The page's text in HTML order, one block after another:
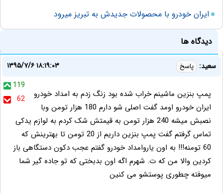
ایران خودرو با محصولات جدیدش به تبریز میرود
دیدگاه ها
سعید: پاسخ
۱۳۹۵/۷/۶ ۱۸:۱۹:۰۳
119
62
پمپ بنزین ماشینم خراب شده بود زنگ زدم به امداد خودرو
ایران خودرو اومد گفت اصلی شو دارم 180 هزار تومن وبا
نصبش میشه 240 هزار تومن به قیمتش شک کردم به لوازم یدکی
تماس گرفتم گفت پمپ بنزین داریم از 20 تومن تا بهترینش که
60 تومنه!!! به اون یاروامداد خودرو گفتم عجب دکون دستگاهی باز
کردین والا من که ت. شهرم اگه اون بدبختی که تو جاده گیر شما
میوفته چطوری پوستشو می کنین